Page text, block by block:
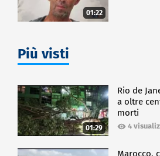
01:22
Più visti
01:29
Rio de
a oltre
morti
4
Marocco,